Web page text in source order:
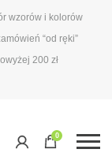
wzorów i kolorów
“od ręki”
200 zł
0